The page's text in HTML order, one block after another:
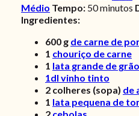
Médio Tempo: 50 minutos
Ingredientes:
600 g de carne de
1 chouriço de carne
1 lata grande de
1dl vinho tinto
2 colheres (sopa) de
1 lata pequena de
2 cebolas